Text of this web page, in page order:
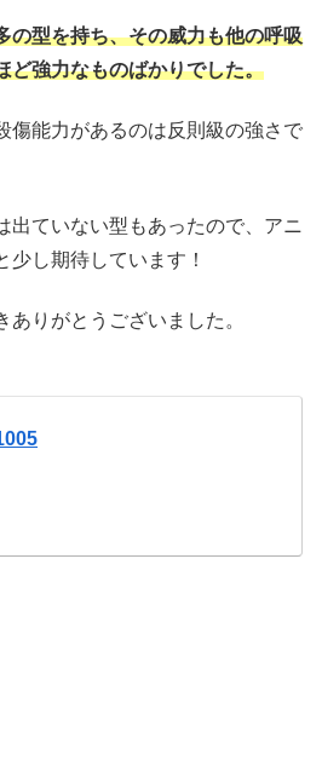
の型を持ち、その威力も他の呼吸
ど強力なものばかりでした。
傷能力があるのは反則級の強さで
出ていない型もあったので、アニ
少し期待しています！
ありがとうございました。